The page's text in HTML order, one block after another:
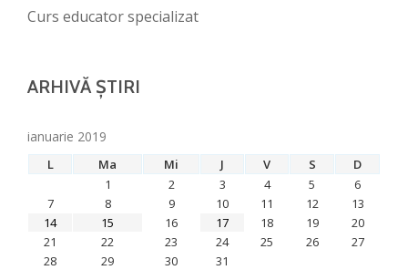
Curs educator specializat
ARHIVĂ ȘTIRI
ianuarie 2019
L Ma Mi J V S D
1 2 3 4 5
6
7
8 9 10 11 12
13
14
15 16 17 18 19
20
21
22 23 24 25 26
27
28
29 30 31